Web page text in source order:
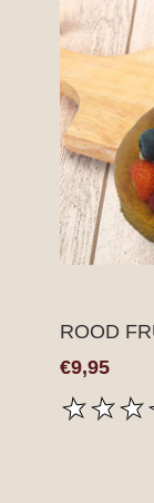
ROOD
€9,95